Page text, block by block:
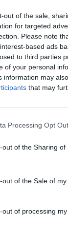
out of the sale,
for targeted
Please note
based ads
to third parties
of your personal
information may
that may
Processing Opt
out of the Sharing of
of the Sale of my
out of processing
dørene på